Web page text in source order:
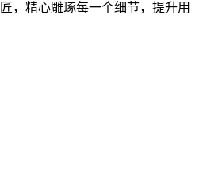
，精心雕琢每一个细节，提升用